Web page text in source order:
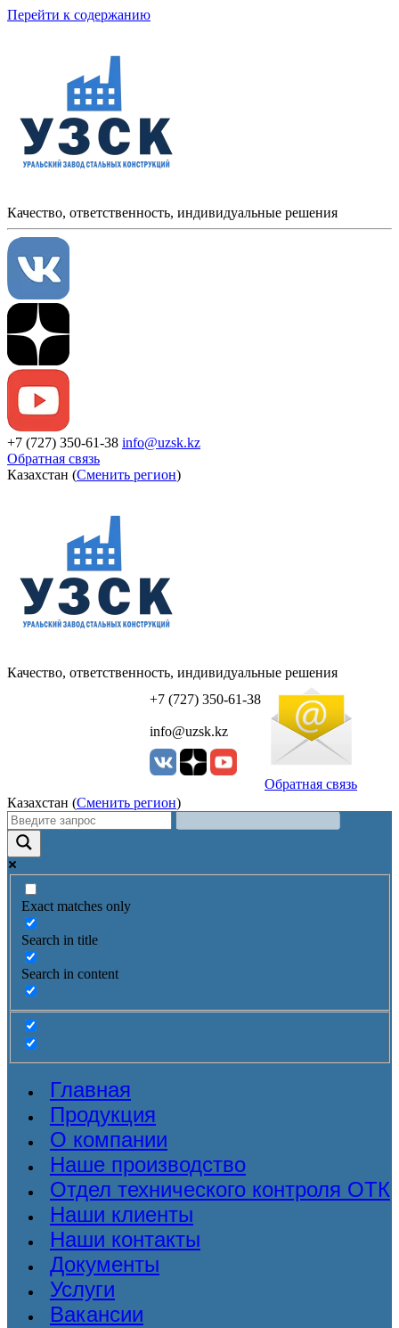
Перейти к содержанию
Качество, ответственность, индивидуальные решения
+7 (727) 350-61-38 info@uzsk.kz
Обратная связь
Казахстан (Сменить регион)
УЗСК Казахстан
Качество, ответственность, индивидуальные решения
+7 (727) 350-61-38
info@uzsk.kz
Обратная связь
Казахстан (Сменить регион)
Exact matches only
Search in title
Search in content
Главная
Продукция
О компании
Наше производство
Отдел технического контроля ОТК
Наши клиенты
Наши контакты
Документы
Услуги
Вакансии